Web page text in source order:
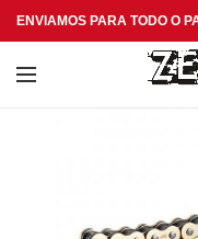
ENVIAMOS PARA TODO O